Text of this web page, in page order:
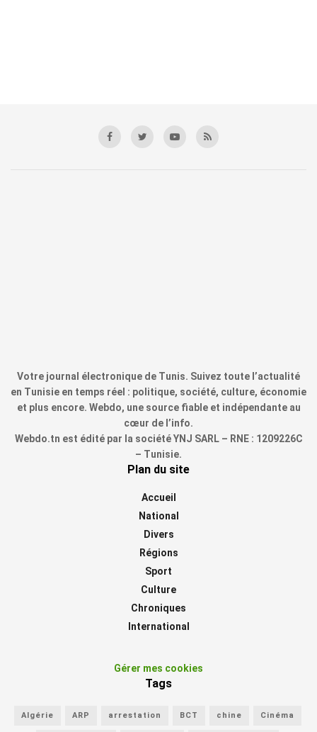
Votre journal électronique de Tunis. Suivez toute l’actualité
en Tunisie en temps réel : politique, société, culture, économie
et plus encore. Webdo, une source fiable et indépendante au
cœur de l’info.
Webdo.tn est édité par la société YNJ SARL – RNE : 1209226C
– Tunisie.
Plan du site
Accueil
National
Divers
Régions
Sport
Culture
Chroniques
International
Gérer mes cookies
Tags
Algérie ARP arrestation BCT chine Cinéma